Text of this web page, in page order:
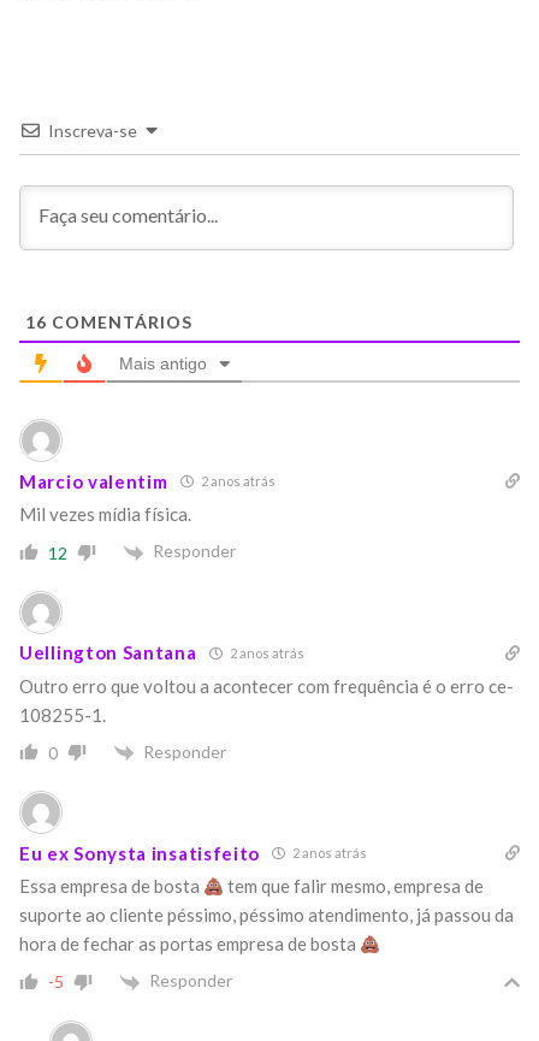
Inscreva-se
16 COMENTÁRIOS
Mais antigo
Marcio valentim 2 anos atrás
Mil vezes mídia física.
12 Responder
Uellington Santana 2 anos atrás
Outro erro que voltou a acontecer com frequência é o erro ce-
108255-1.
0 Responder
Eu ex Sonysta insatisfeito 2 anos atrás
Essa empresa de bosta
tem que falir mesmo, empresa de
suporte ao cliente péssimo, péssimo atendimento, já passou da
hora de fechar as portas empresa de bosta
-5 Responder